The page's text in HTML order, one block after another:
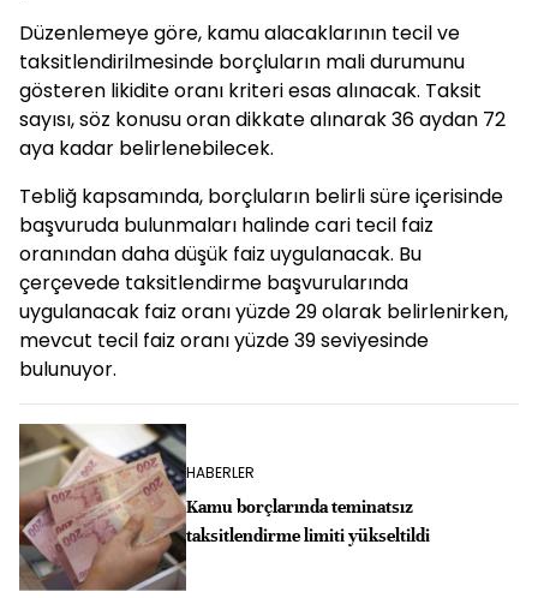
Düzenlemeye göre, kamu alacaklarının tecil ve
taksitlendirilmesinde borçluların mali durumunu
gösteren likidite oranı kriteri esas alınacak. Taksit
sayısı, söz konusu oran dikkate alınarak 36 aydan 72
aya kadar belirlenebilecek.
Tebliğ kapsamında, borçluların belirli süre içerisinde
başvuruda bulunmaları halinde cari tecil faiz
oranından daha düşük faiz uygulanacak. Bu
çerçevede taksitlendirme başvurularında
uygulanacak faiz oranı yüzde 29 olarak belirlenirken,
mevcut tecil faiz oranı yüzde 39 seviyesinde
bulunuyor.
HABERLER
Kamu borçlarında teminatsız
taksitlendirme limiti yükseltildi